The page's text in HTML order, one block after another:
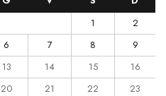
1
2
6 7 8
9
13 14 15
16
20 21 22
23